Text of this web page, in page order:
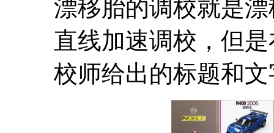
漂移胎的调校就是
直线加速调校，但
校师给出的标题和